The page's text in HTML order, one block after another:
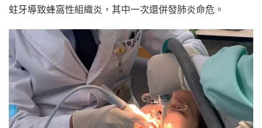
蛀牙導致蜂窩性組織炎，其中一次還併發肺炎命危。